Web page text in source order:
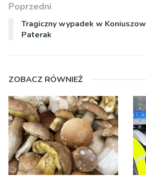
Poprzedni
Tragiczny wypadek w
Paterak
ZOBACZ RÓWNIEŻ